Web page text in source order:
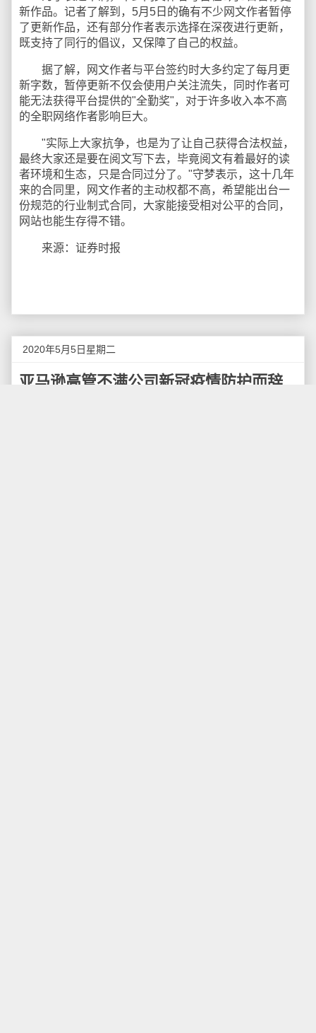
新作品。记者了解到，5月5日的确有不少网文作者暂停
了更新作品，还有部分作者表示选择在深夜进行更新，
既支持了同行的倡议，又保障了自己的权益。
据了解，网文作者与平台签约时大多约定了每月更
新字数，暂停更新不仅会使用户关注流失，同时作者可
能无法获得平台提供的"全勤奖"，对于许多收入本不高
的全职网络作者影响巨大。
"实际上大家抗争，也是为了让自己获得合法权益，
最终大家还是要在阅文写下去，毕竟阅文有着最好的读
者环境和生态，只是合同过分了。"守梦表示，这十几年
来的合同里，网文作者的主动权都不高，希望能出台一
份规范的行业制式合同，大家能接受相对公平的合同，
网站也能生存得不错。
来源：证券时报
2020年5月5日星期二
亚马逊高管不满公司新冠疫情防护而辞